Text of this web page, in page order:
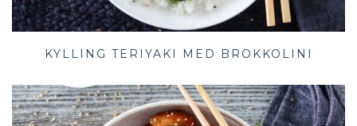
KYLLING TERIYAKI MED BROKKOLINI